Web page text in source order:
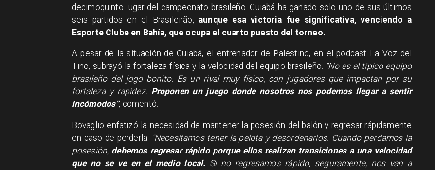
decimoquinto lugar del campeonato brasileño. Cuiabá ha ganado solo uno de sus últimos
seis partidos en el Brasileirão, aunque esa victoria fue significativa, venciendo a
Esporte Clube en Bahía, que ocupa el cuarto puesto del torneo.
A pesar de la situación de Cuiabá, el entrenador de Palestino, en el podcast La Voz del
Tino, subrayó la fortaleza física y la velocidad del equipo brasileño. “No es el típico equipo
brasileño del jogo bonito. Es un rival muy físico, con jugadores que impactan por su
fortaleza y rapidez. Proponen un juego donde nosotros nos podemos llegar a sentir
incómodos”, comentó.
Bovaglio enfatizó la necesidad de mantener la posesión del balón y regresar rápidamente
en caso de perderla.
“Necesitamos tener la pelota y desordenarlos. Cuando perdamos la
posesión, debemos regresar rápido porque ellos realizan transiciones a una velocidad
que no se ve en el medio local. Si no regresamos rápido, seguramente, nos van a